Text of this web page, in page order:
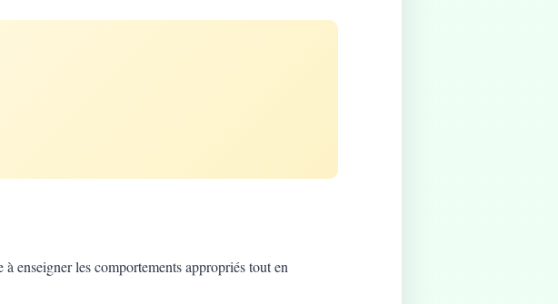
enseigner les comportements appropriés tout en